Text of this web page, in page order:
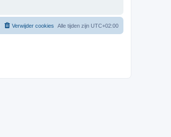
Alle tijden zijn UTC+02:00
Verwijder cookies